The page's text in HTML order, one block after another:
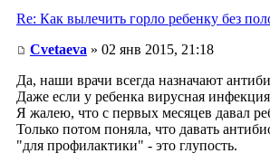
Re: Как вылечить горло ребенку без
Cvetaeva » 02 янв 2015, 21:18
Да, наши врачи всегда назначают
Даже если у ребенка вирусная
Я жалею, что с первых месяцев давал
Только потом поняла, что давать
"для профилактики" - это глупость.